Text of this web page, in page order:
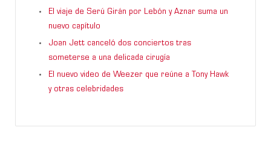
El viaje de Serú Girán por Lebón y Aznar suma un
nuevo capítulo
Joan Jett canceló dos conciertos tras
someterse a una delicada cirugía
El nuevo video de Weezer que reúne a Tony Hawk
y otras celebridades